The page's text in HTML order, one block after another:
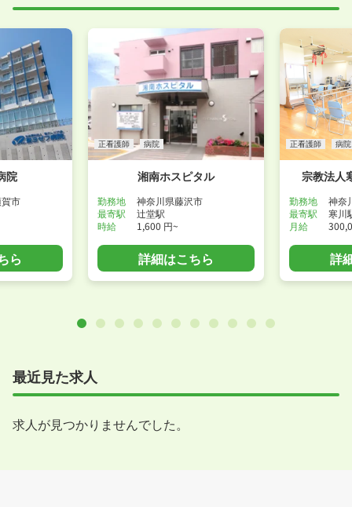
院
市
ら
正看護師 病院
湘南ホスピタル
勤務地
神奈川県藤沢市
最寄駅
辻堂駅
時給
1,600 円~
詳細はこちら
正看護師 病院
宗教法人
勤務地
神奈
最寄駅
寒川
月給
詳
最近見た求人
求人が見つかりませんでした。